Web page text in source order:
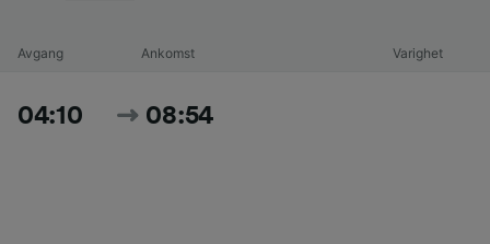
Avgang Ankomst Varighet
04:10 08:54